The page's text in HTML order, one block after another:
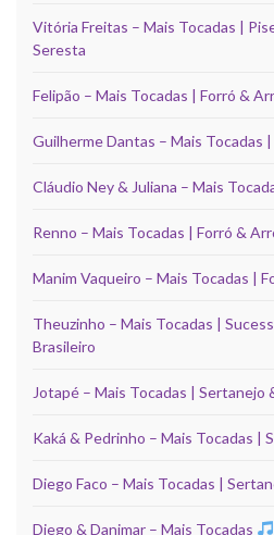
Vitória Freitas – Mais Tocadas |
Seresta
Felipão – Mais Tocadas | Forró &
Guilherme Dantas – Mais Tocadas
Cláudio Ney & Juliana – Mais
Renno – Mais Tocadas | Forró &
Manim Vaqueiro – Mais Tocadas |
Theuzinho – Mais Tocadas |
Brasileiro
Jotapé – Mais Tocadas | Sertanejo
Kaká & Pedrinho – Mais Tocadas |
Diego Faco – Mais Tocadas |
Diego & Danimar – Mais Tocadas